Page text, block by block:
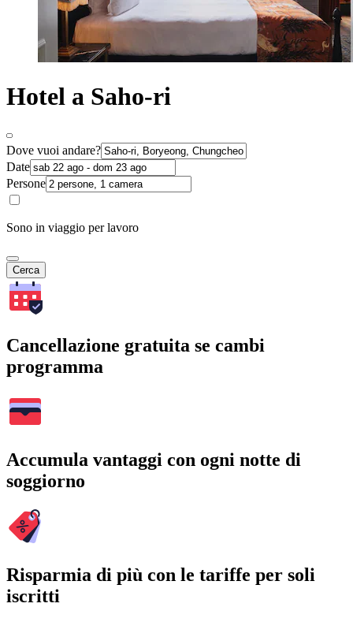
Hotel a Saho-ri
Dove vuoi andare?
Date
Persone
Sono in viaggio per lavoro
Cerca
Cancellazione gratuita se cambi
programma
Accumula vantaggi con ogni notte di
soggiorno
Risparmia di più con le tariffe per soli
iscritti